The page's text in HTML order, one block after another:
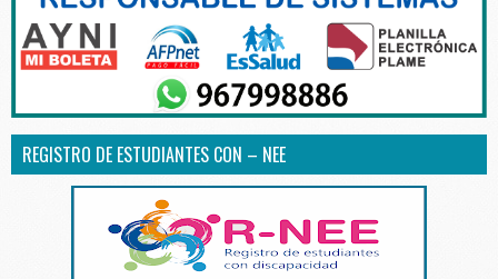
REGISTRO DE ESTUDIANTES CON – NEE